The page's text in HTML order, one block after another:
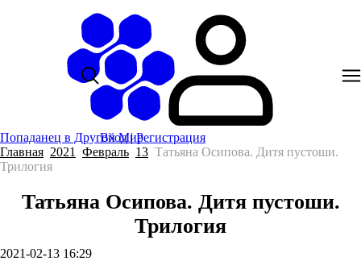
Попаданец в Другой Мир
Вход|Регистрация
Главная 2021 Февраль 13 Татьяна Осипова. Дитя пустоши.
Трилогия
Татьяна Осипова. Дитя пустоши.
Трилогия
2021-02-13 16:29